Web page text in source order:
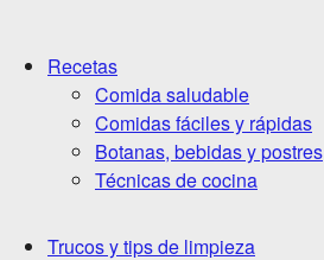
Recetas
Comida saludable
Comidas fáciles y rápidas
Botanas, bebidas y postres
Técnicas de cocina
Trucos y tips de limpieza